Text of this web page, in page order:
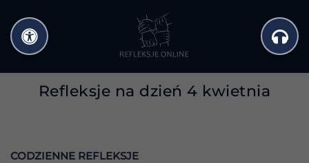
do
treści
Refleksje na dzień 4 kwietnia
CODZIENNE REFLEKSJE